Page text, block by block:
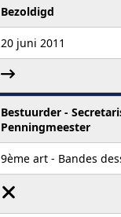
Bezoldigd
20 juni 2011
Bestuurder -
Penningmeester
9ème art - Bandes